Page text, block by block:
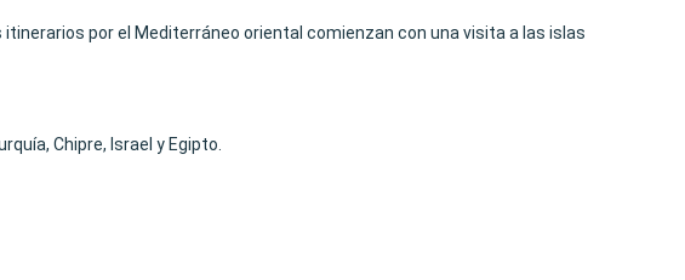
por el Mediterráneo oriental comienzan con una visita a las islas
Chipre, Israel y Egipto.